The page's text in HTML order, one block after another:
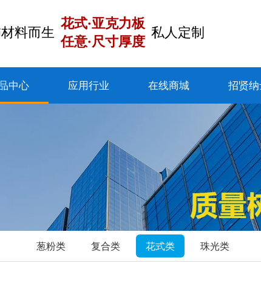
料而生
花式·亚克力板
任意·尺寸厚度
私人定制
中心 应用行业 在线商城 招贤
葱粉类 复合类 花式类 珠光类